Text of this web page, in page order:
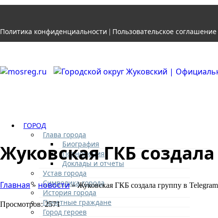
Политика конфиденциальности | Пользовательское соглашение
ГОРОД
Глава города
Биография
Полномочия
Доклады и отчеты
Устав города
Символика города
История города
Почетные граждане
Город героев
Жуковская ГКБ
Главная» новости» Жуковская ГКБ создала группу в
Просмотров: 2571